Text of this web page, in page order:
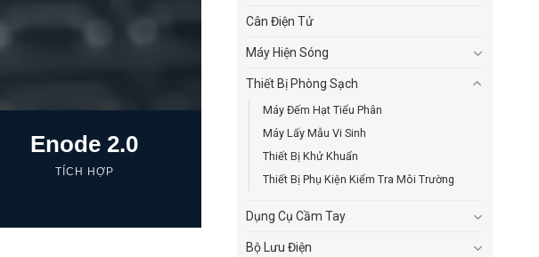
Enode 2.0
TÍCH HỢP
Cân Điện Tử
Máy Hiện Sóng
Thiết Bị Phòng Sạch
Máy Đếm Hạt Tiểu Phân
Máy Lấy Mẫu Vi Sinh
Thiết Bị Khử Khuẩn
Thiết Bị Phụ Kiện Kiểm Tra Môi Trường
Dụng Cụ Cầm Tay
Bộ Lưu Điện